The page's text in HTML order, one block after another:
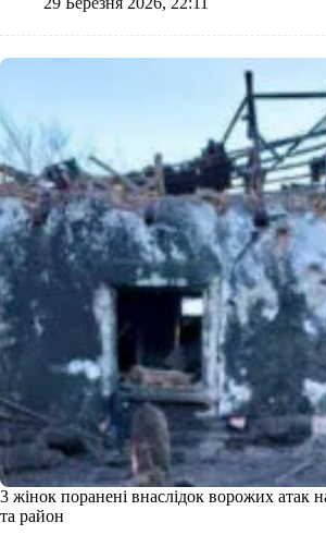
3 жінок поранені внаслідок ворожих атак
та район